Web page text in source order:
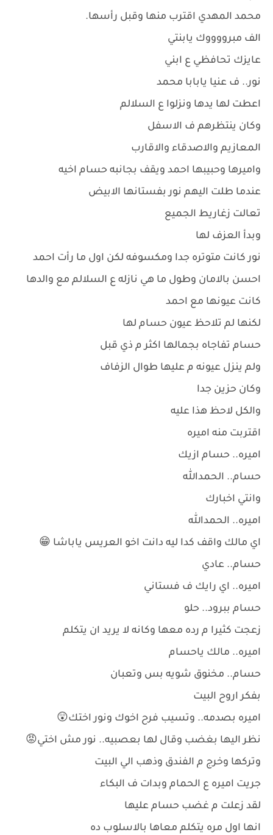
محمد المهدي اقترب منها وقبل رأسها.
الف مبرووووك يابنتي
عايزك تحافظي ع ابني
نور.. ف عنيا يابابا محمد
اعطت لها يدها ونزلوا ع السلالم
وكان ينتظرهم ف الاسفل
المعازيم والاصدقاء والاقارب
واميرها وحبيبها احمد ويقف بجانبه حسام اخيه
عندما طلت اليهم نور بفستانها الابيض
تعالت زغاريط الجميع
وبدأ العزف لها
نور كانت متوتره جدا ومكسوفه لكن اول ما رأت احمد
احسن بالامان وطول ما هي نازله ع السلالم مع والدها
كانت عيونها مع احمد
لكنها لم تلاحظ عيون حسام لها
حسام تفاجاه بجمالها اكثر م ذي قبل
ولم ينزل عيونه م عليها طوال الزفاف
وكان حزين جدا
والكل لاحظ هذا عليه
اقتربت منه اميره
اميره.. حسام ازيك
حسام.. الحمدالله
وانتي اخبارك
اميره.. الحمدالله
اي مالك واقف كدا ليه دانت اخو العريس ياباشا 😁
حسام.. عادي
اميره.. اي رايك ف فستاني
حسام ببرود.. حلو
زعجت كثيرا م رده معها وكانه لا يريد ان يتكلم
اميره.. مالك ياحسام
حسام.. مخنوق شويه بس وتعبان
بفكر اروح البيت
اميره بصدمه.. وتسيب فرح اخوك ونور اختك😲
نظر اليها بغضب وقال لها بعصبيه.. نور مش اختي😡
وتركها وخرج م الفندق وذهب الي البيت
جريت اميره ع الحمام وبدات ف البكاء
لقد زعلت م غضب حسام عليها
انها اول مره يتكلم معاها بالاسلوب ده